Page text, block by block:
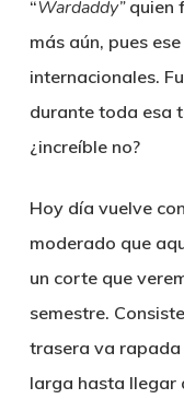
“Wardaddy”quien
más aún, pues
internacionales.
durante toda esa
¿increíble no?
Hoy día vuelve
moderado que
un corte que
semestre.
trasera va
larga hasta llegar